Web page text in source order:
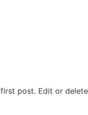
post. Edit or